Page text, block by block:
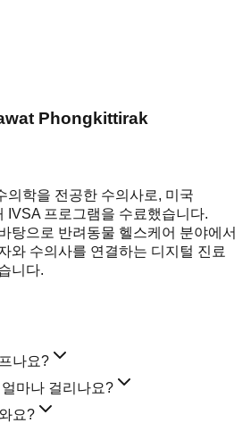
Phongkittirak
의학을 전공한 수의사로, 미국
IVSA 프로그램을 수료했습니다.
탕으로 반려동물 헬스케어 분야에서
와 수의사를 연결하는 디지털 진료
니다.
나요?
마나 걸리나요?
요?